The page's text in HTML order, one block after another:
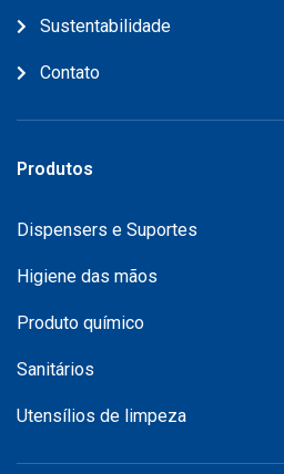
Sustentabilidade
Contato
Produtos
Dispensers e Suportes
Higiene das mãos
Produto químico
Sanitários
Utensílios de limpeza